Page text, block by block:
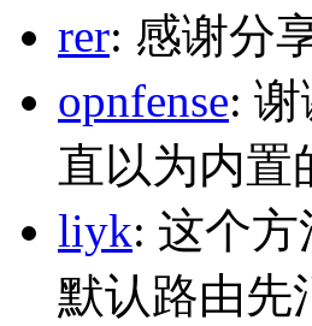
rer: 感谢分
opnfense:
直以为内置
liyk: 这个
默认路由先